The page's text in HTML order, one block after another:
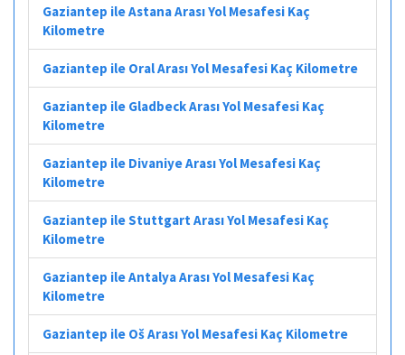
Gaziantep ile Astana Arası Yol Mesafesi Kaç
Kilometre
Gaziantep ile Oral Arası Yol Mesafesi Kaç Kilometre
Gaziantep ile Gladbeck Arası Yol Mesafesi Kaç
Kilometre
Gaziantep ile Divaniye Arası Yol Mesafesi Kaç
Kilometre
Gaziantep ile Stuttgart Arası Yol Mesafesi Kaç
Kilometre
Gaziantep ile Antalya Arası Yol Mesafesi Kaç
Kilometre
Gaziantep ile Oš Arası Yol Mesafesi Kaç Kilometre